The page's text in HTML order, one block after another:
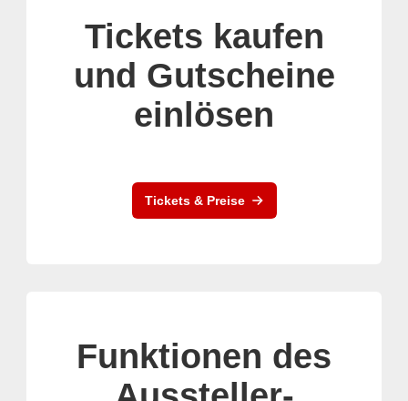
Tickets kaufen
und Gutscheine
einlösen
Tickets & Preise
Funktionen des